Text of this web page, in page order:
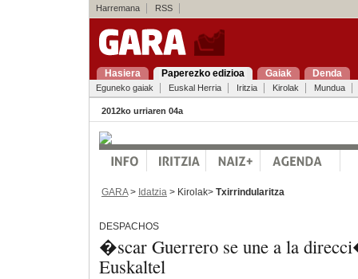
Harremana RSS
Hasiera Paperezko edizioa Gaiak Denda
Eguneko gaiak Euskal Herria Iritzia Kirolak Mundua
2012ko urriaren 04a
GARA> Idatzia > Kirolak> Txirrindularitza
DESPACHOS
�scar Guerrero se une a la
Euskaltel